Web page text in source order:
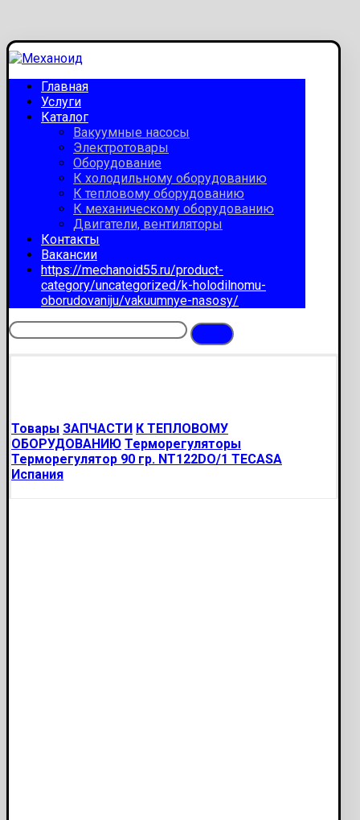
Главная
Услуги
Каталог
Вакуумные насосы
Электротовары
Оборудование
К холодильному оборудованию
К тепловому оборудованию
К механическому оборудованию
Двигатели, вентиляторы
Контакты
Вакансии
https://mechanoid55.ru/product-
category/uncategorized/k-holodilnomu-
oborudovaniju/vakuumnye-nasosy/
Товары ЗАПЧАСТИ К ТЕПЛОВОМУ
ОБОРУДОВАНИЮ Терморегуляторы
Терморегулятор 90 гр. NT122DO/1 TECASA
Испания